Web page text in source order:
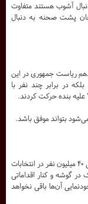
آشوب هستند متفاوت
پشت صحنه به دنبال
ریاست جمهوری در این
در برابر چند نفر با
بنده حرکت کردند.
بتواند موفق باشد.
کاندیدای دوره دهم ریاست جمهوری با اشاره به نقش آفرینی ۴۰ میلیون نفر در انتخابات
گوشه و کنار اقداماتی
آن‌ها باقی نخواهد